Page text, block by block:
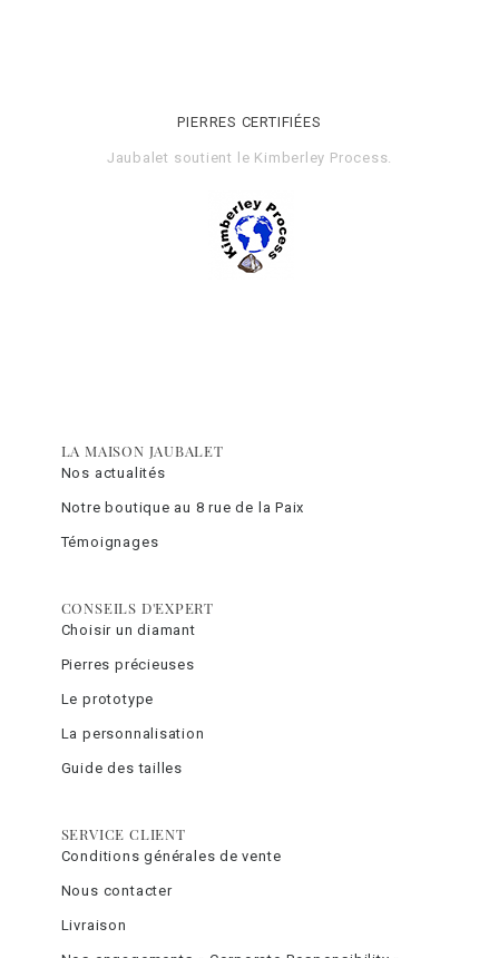
PIERRES CERTIFIÉES
Jaubalet soutient le Kimberley Process.
LA MAISON JAUBALET
Nos actualités
Notre boutique au 8 rue de la Paix
Témoignages
CONSEILS D'EXPERT
Choisir un diamant
Pierres précieuses
Le prototype
La personnalisation
Guide des tailles
SERVICE CLIENT
Conditions générales de vente
Nous contacter
Livraison